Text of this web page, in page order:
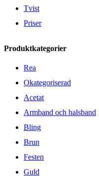
Tvist
Priser
Produktkategorier
Rea
Okategoriserad
Acetat
Armband och halsband
Bling
Brun
Festen
Guld